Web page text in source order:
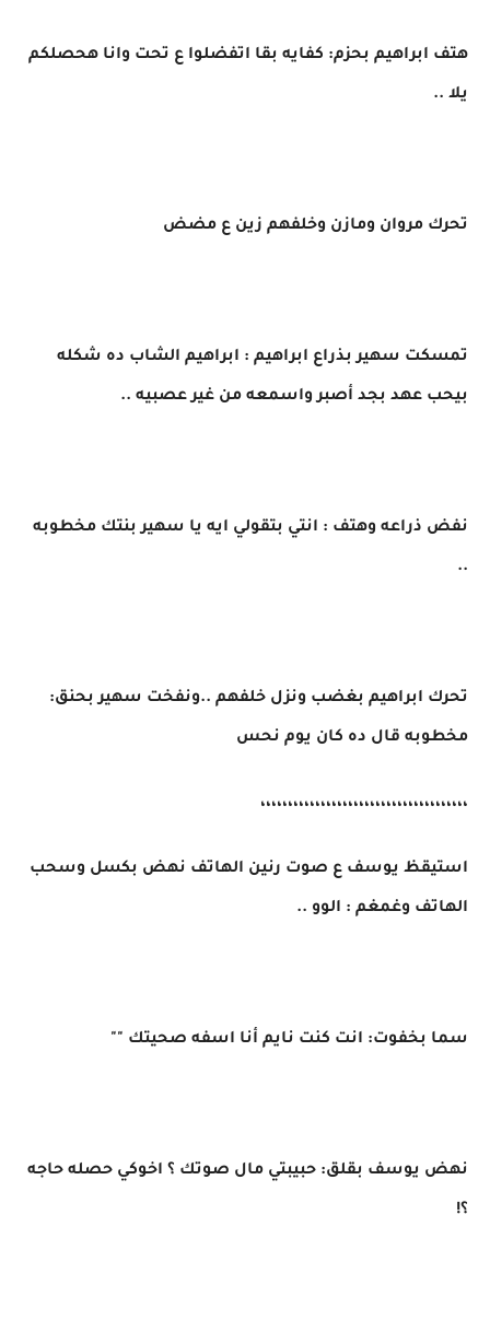
هتف ابراهيم بحزم: كفايه بقا اتفضلوا ع تحت وانا هحصلكم
يلا ..
تحرك مروان ومازن وخلفهم زين ع مضض
تمسكت سهير بذراع ابراهيم : ابراهيم الشاب ده شكله
بيحب عهد بجد أصبر واسمعه من غير عصبيه ..
نفض ذراعه وهتف : انتي بتقولي ايه يا سهير بنتك مخطوبه
..
تحرك ابراهيم بغضب ونزل خلفهم ..ونفخت سهير بحنق:
مخطوبه قال ده كان يوم نحس
،،،،،،،،،،،،،،،،،،،،،،،،،،،،،،،،،،،،،،
استيقظ يوسف ع صوت رنين الهاتف نهض بكسل وسحب
الهاتف وغمغم : الوو ..
سما بخفوت: انت كنت نايم أنا اسفه صحيتك ""
نهض يوسف بقلق: حبيبتي مال صوتك ؟ اخوكي حصله حاجه
؟!